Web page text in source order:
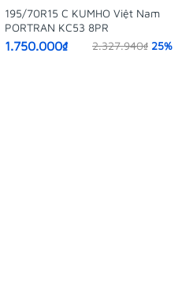
195/70R15 C KUMHO Việt Nam
PORTRAN KC53 8PR
1.750.000₫ 2.327.940₫ 25%